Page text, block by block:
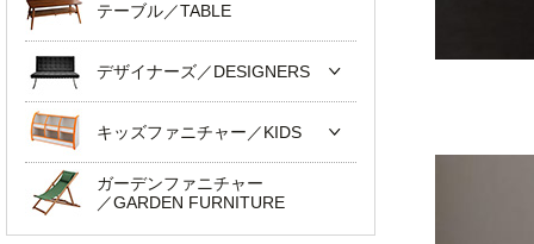
テーブル／TABLE
デザイナーズ／DESIGNERS
キッズファニチャー／KIDS
ガーデンファニチャー
／GARDEN FURNITURE